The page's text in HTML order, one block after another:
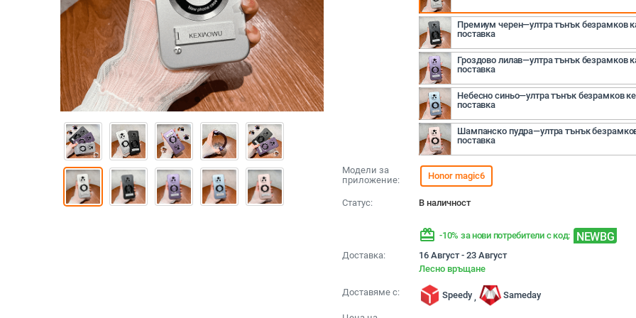
Премиум черен—ултра тънък безрамков
поставка
Гроздово лилав—ултра тънък безрамков
поставка
Небесно синьо—ултра тънък безрамков
поставка
Шампанско пудра—ултра тънък
поставка
Модели за
приложение:
Honor magic6
Статус: В наличност
redeem -10% за нови потребители с код: NEWBG
Доставка:
16 Август - 23 Август
Лесно връщане
Доставяме с: Speedy , Sameday